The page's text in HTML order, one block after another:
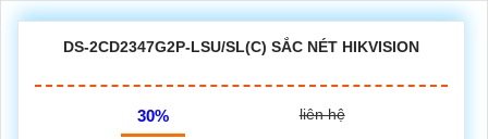
DS-2CD2347G2P-LSU/SL(C) SẮC NÉT HIKVISION
30% liên hệ